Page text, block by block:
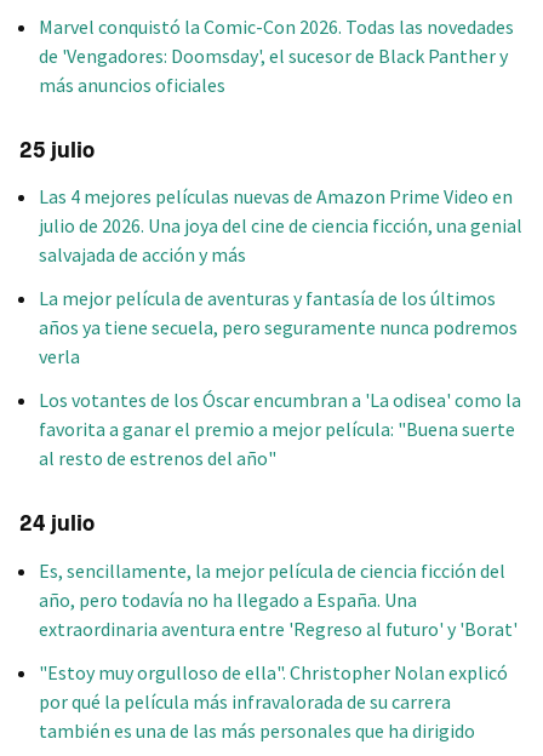
Marvel conquistó la Comic-Con 2026. Todas las novedades
de 'Vengadores: Doomsday', el sucesor de Black Panther y
más anuncios oficiales
25 julio
Las 4 mejores películas nuevas de Amazon Prime Video en
julio de 2026. Una joya del cine de ciencia ficción, una genial
salvajada de acción y más
La mejor película de aventuras y fantasía de los últimos
años ya tiene secuela, pero seguramente nunca podremos
verla
Los votantes de los Óscar encumbran a 'La odisea' como la
favorita a ganar el premio a mejor película: "Buena suerte
al resto de estrenos del año"
24 julio
Es, sencillamente, la mejor película de ciencia ficción del
año, pero todavía no ha llegado a España. Una
extraordinaria aventura entre 'Regreso al futuro' y 'Borat'
"Estoy muy orgulloso de ella". Christopher Nolan explicó
por qué la película más infravalorada de su carrera
también es una de las más personales que ha dirigido